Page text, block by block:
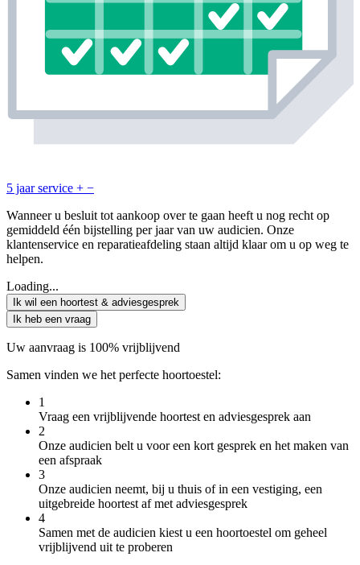
5 jaar service + −
Wanneer u besluit tot aankoop over te gaan heeft u nog recht op
gemiddeld één bijstelling per jaar van uw audicien. Onze
klantenservice en reparatieafdeling staan altijd klaar om u op weg te
helpen.
Loading...
Ik wil een hoortest & adviesgesprek
Ik heb een vraag
Uw aanvraag is 100% vrijblijvend
Samen vinden we het perfecte hoortoestel:
1
Vraag een vrijblijvende hoortest en adviesgesprek aan
2
Onze audicien belt u voor een kort gesprek en het maken van
een afspraak
3
Onze audicien neemt, bij u thuis of in een vestiging, een
uitgebreide hoortest af met adviesgesprek
4
Samen met de audicien kiest u een hoortoestel om geheel
vrijblijvend uit te proberen